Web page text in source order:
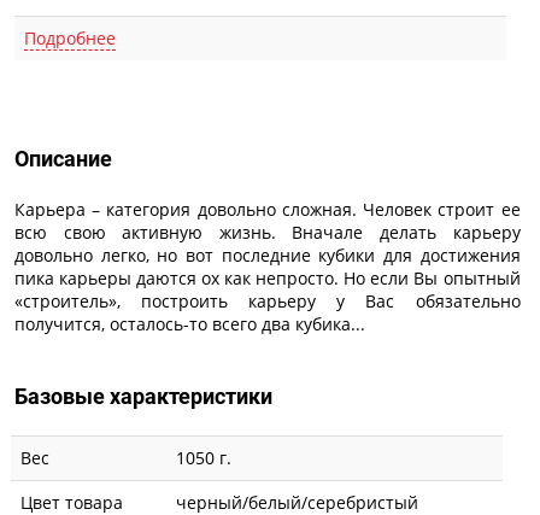
Подробнее
Описание
Карьера – категория довольно сложная. Человек строит ее
всю свою активную жизнь. Вначале делать карьеру
довольно легко, но вот последние кубики для достижения
пика карьеры даются ох как непросто. Но если Вы опытный
«строитель», построить карьеру у Вас обязательно
получится, осталось-то всего два кубика...
Базовые характеристики
Вес
1050 г.
Цвет товара
черный/белый/серебристый